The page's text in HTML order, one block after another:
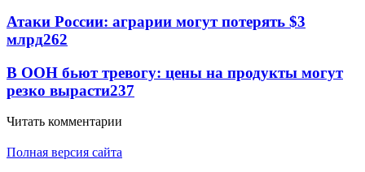
Атаки России: аграрии могут потерять $3
млрд262
В ООН бьют тревогу: цены на продукты могут
резко вырасти237
Читать комментарии
Полная версия сайта